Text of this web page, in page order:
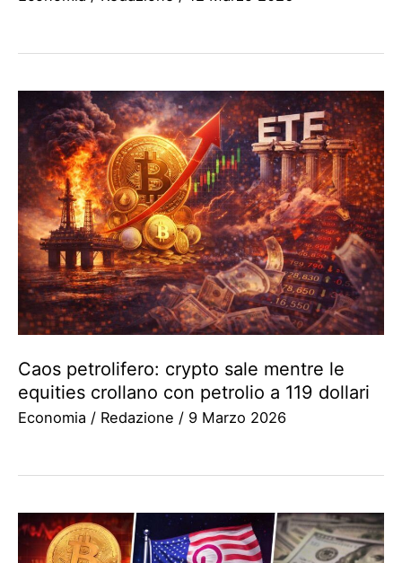
Caos petrolifero: crypto sale mentre le
equities crollano con petrolio a 119 dollari
Economia / Redazione / 9 Marzo 2026